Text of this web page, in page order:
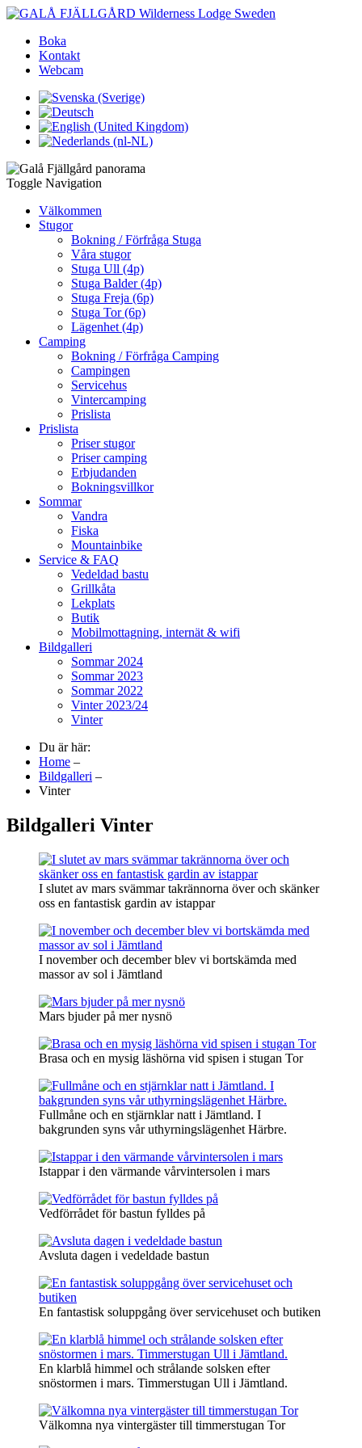
Boka
Kontakt
Webcam
Toggle Navigation
Välkommen
Stugor
Bokning / Förfråga Stuga
Våra stugor
Stuga Ull (4p)
Stuga Balder (4p)
Stuga Freja (6p)
Stuga Tor (6p)
Lägenhet (4p)
Camping
Bokning / Förfråga Camping
Campingen
Servicehus
Vintercamping
Prislista
Prislista
Priser stugor
Priser camping
Erbjudanden
Bokningsvillkor
Sommar
Vandra
Fiska
Mountainbike
Service & FAQ
Vedeldad bastu
Grillkåta
Lekplats
Butik
Mobilmottagning, internät & wifi
Bildgalleri
Sommar 2024
Sommar 2023
Sommar 2022
Vinter 2023/24
Vinter
Du är här:
Home –
Bildgalleri –
Vinter
Bildgalleri Vinter
I slutet av mars svämmar takrännorna över och skänker
oss en fantastisk gardin av istappar
I november och december blev vi bortskämda med
massor av sol i Jämtland
Mars bjuder på mer nysnö
Brasa och en mysig läshörna vid spisen i stugan Tor
Fullmåne och en stjärnklar natt i Jämtland. I
bakgrunden syns vår uthyrningslägenhet Härbre.
Istappar i den värmande vårvintersolen i mars
Vedförrådet för bastun fylldes på
Avsluta dagen i vedeldade bastun
En fantastisk soluppgång över servicehuset och butiken
En klarblå himmel och strålande solsken efter
snöstormen i mars. Timmerstugan Ull i Jämtland.
Välkomna nya vintergäster till timmerstugan Tor